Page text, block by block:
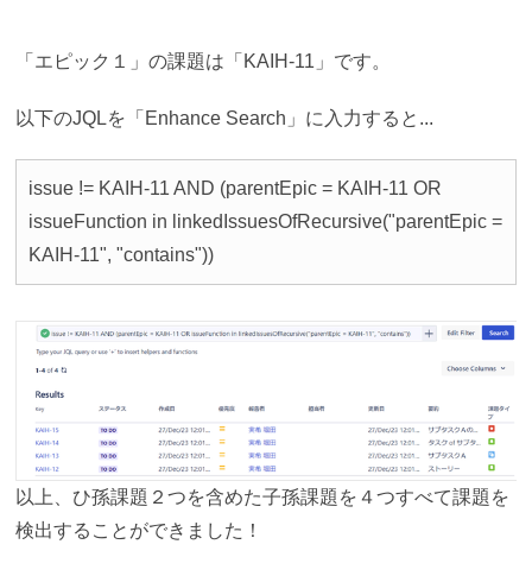
「エピック１」の課題は「KAIH-11」です。
以下のJQLを「Enhance Search」に入力すると...
issue != KAIH-11 AND (parentEpic = KAIH-11 OR
issueFunction in linkedIssuesOfRecursive("parentEpic =
KAIH-11", "contains"))
以上、ひ孫課題２つを含めた子孫課題を４つすべて課題を
検出することができました！